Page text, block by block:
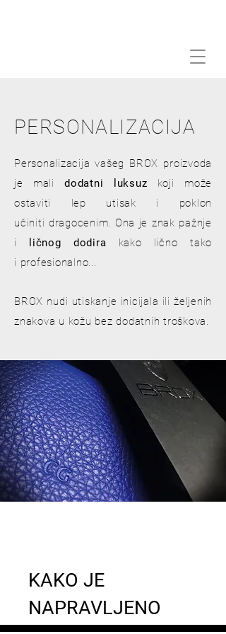
PERSONALIZACIJA
Personalizacija vašeg BROX proizvoda
je malidodatni luksuz koji može
ostaviti lep utisak i poklon
učiniti dragocenim. Ona je znak pažnje
i
ličnog dodira kako lično tako
i profesionalno...
BROX nudi utiskanje inicijala ili željenih
znakova u kožu bez dodatnih troškova.
KAKO JE
NAPRAVLJENO